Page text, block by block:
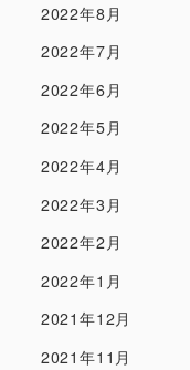
2022年8月
2022年7月
2022年6月
2022年5月
2022年4月
2022年3月
2022年2月
2022年1月
2021年12月
2021年11月